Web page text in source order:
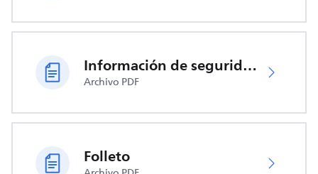
Información de seguridad importante
Archivo PDF
Folleto